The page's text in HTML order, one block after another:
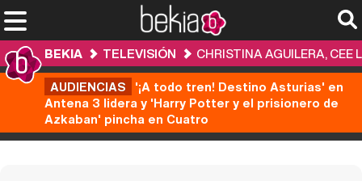
BEKIA TELEVISIÓN
CHRISTINA AGUILERA, CEE
AUDIENCIAS '¡A todo tren! Destino Asturias' en
Antena 3 lidera y 'Harry Potter y el prisionero de
Azkaban' pincha en Cuatro